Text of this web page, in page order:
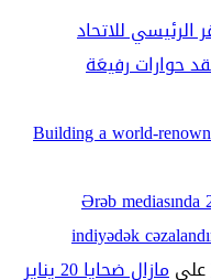
الرئيسي للاتحاد
حوارات رفيعَة
Building a world-
Ərəb
indiyədək
على
مازال ضحايا 20 يناير